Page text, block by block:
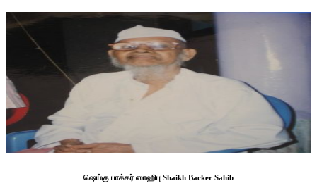
ஷெய்கு பாக்கர் ஸாஹிபு Shaikh Backer Sahib